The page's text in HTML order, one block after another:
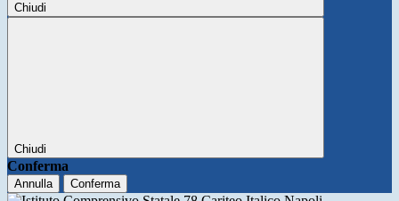
Chiudi
Chiudi
Conferma
Annulla Conferma